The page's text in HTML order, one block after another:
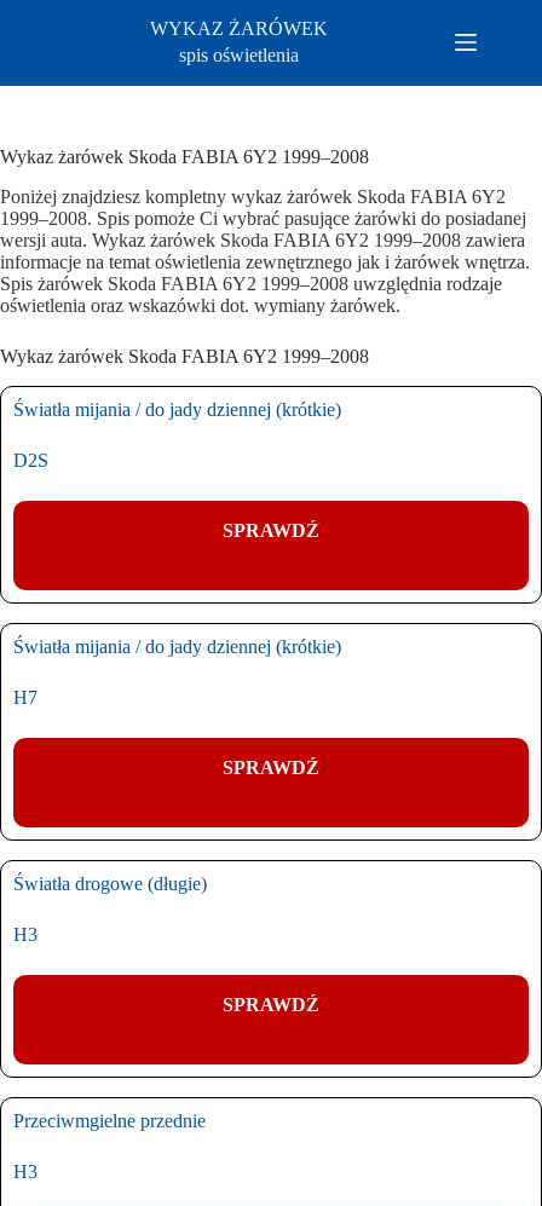
WYKAZ ŻARÓWEK
spis oświetlenia
Wykaz żarówek Skoda FABIA 6Y2 1999–2008
Poniżej znajdziesz kompletny wykaz żarówek Skoda FABIA 6Y2
1999–2008. Spis pomoże Ci wybrać pasujące żarówki do posiadanej
wersji auta. Wykaz żarówek Skoda FABIA 6Y2 1999–2008 zawiera
informacje na temat oświetlenia zewnętrznego jak i żarówek wnętrza.
Spis żarówek Skoda FABIA 6Y2 1999–2008 uwzględnia rodzaje
oświetlenia oraz wskazówki dot. wymiany żarówek.
Wykaz żarówek Skoda FABIA 6Y2 1999–2008
Światła mijania / do jady dziennej (krótkie)
D2S
SPRAWDŹ
Światła mijania / do jady dziennej (krótkie)
H7
SPRAWDŹ
Światła drogowe (długie)
H3
SPRAWDŹ
Przeciwmgielne przednie
H3